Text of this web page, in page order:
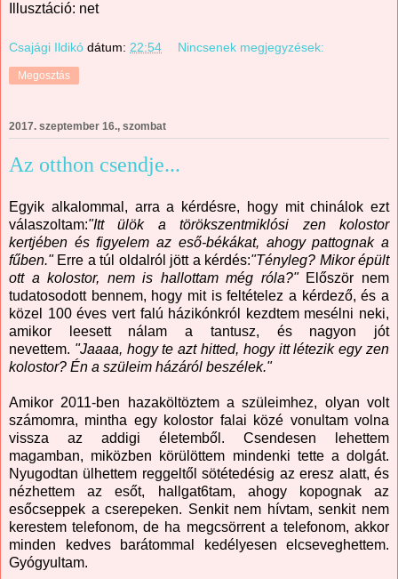
Illusztáció: net
Csajági Ildikó dátum: 22:54 Nincsenek megjegyzések:
Megosztás
2017. szeptember 16., szombat
Az otthon csendje...
Egyik alkalommal, arra a kérdésre, hogy mit chinálok ezt
válaszoltam:"Itt ülök a törökszentmiklósi zen kolostor
kertjében és figyelem az eső-békákat, ahogy pattognak a
fűben."Erre a túl oldalról jött a kérdés:"Tényleg? Mikor épült
ott a kolostor, nem is hallottam még róla?"Először nem
tudatosodott bennem, hogy mit is feltételez a kérdező, és a
közel 100 éves vert falú házikónkról kezdtem mesélni neki,
amikor leesett nálam a tantusz, és nagyon jót
nevettem. "Jaaaa, hogy te azt hitted, hogy itt létezik egy zen
kolostor? Én a szüleim házáról beszélek."
Amikor 2011-ben hazaköltöztem a szüleimhez, olyan volt
számomra, mintha egy kolostor falai közé vonultam volna
vissza az addigi életemből. Csendesen lehettem
magamban, miközben körülöttem mindenki tette a dolgát.
Nyugodtan ülhettem reggeltől sötétedésig az eresz alatt, és
nézhettem az esőt, hallgat6tam, ahogy kopognak az
esőcseppek a cserepeken. Senkit nem hívtam, senkit nem
kerestem telefonom, de ha megcsörrent a telefonom, akkor
minden kedves barátommal kedélyesen elcseveghettem.
Gyógyultam.